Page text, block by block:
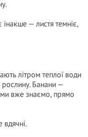
інакше — листя темніє,
літром теплої води
рослину. Банани —
вже знаємо, прямо